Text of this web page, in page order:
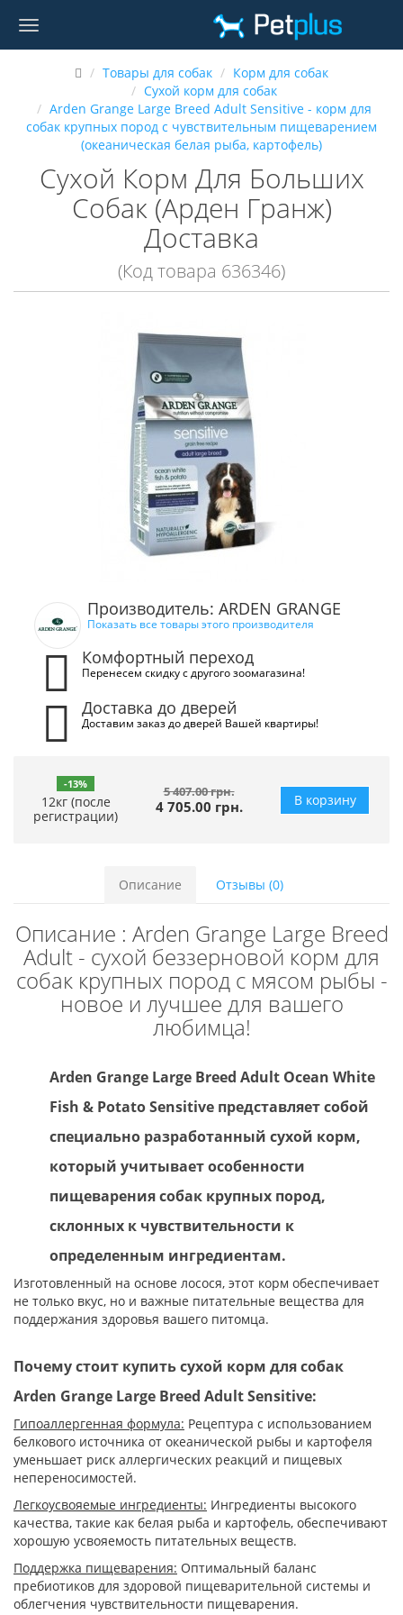
Товары для собак
Корм для собак
Сухой корм для собак
Arden Grange Large Breed Adult Sensitive - корм для
собак крупных пород с чувствительным пищеварением
(океаническая белая рыба, картофель)
Сухой Корм Для Больших
Собак (Арден Гранж)
Доставка
(Код товара 636346)
Производитель: ARDEN GRANGE
Показать все товары этого производителя
Комфортный переход
Перенесем скидку с другого зоомагазина!
Доставка до дверей
Доставим заказ до дверей Вашей квартиры!
-13%
12кг (после
регистрации)
5 407.00 грн.
4 705.00 грн. В корзину
Описание Отзывы (0)
Описание : Arden Grange Large Breed
Adult - сухой беззерновой корм для
собак крупных пород с мясом рыбы -
новое и лучшее для вашего
любимца!
Arden Grange Large Breed Adult Ocean White
Fish & Potato Sensitive представляет собой
специально разработанный сухой корм,
который учитывает особенности
пищеварения собак крупных пород,
склонных к чувствительности к
определенным ингредиентам.
Изготовленный на основе лосося, этот корм обеспечивает
не только вкус, но и важные питательные вещества для
поддержания здоровья вашего питомца.
Почему стоит купить сухой корм для собак
Arden Grange Large Breed Adult Sensitive:
Гипоаллергенная формула: Рецептура с использованием
белкового источника от океанической рыбы и картофеля
уменьшает риск аллергических реакций и пищевых
непереносимостей.
Легкоусвояемые ингредиенты: Ингредиенты высокого
качества, такие как белая рыба и картофель, обеспечивают
хорошую усвояемость питательных веществ.
Поддержка пищеварения: Оптимальный баланс
пребиотиков для здоровой пищеварительной системы и
облегчения чувствительности пищеварения.